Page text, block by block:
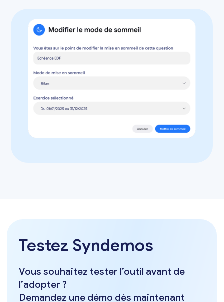
Testez Syndemos
Vous souhaitez tester l’outil avant de
l’adopter ?
Demandez une démo dès maintenant